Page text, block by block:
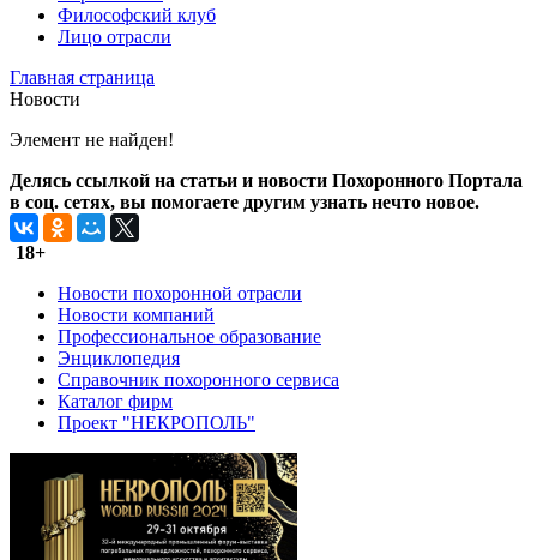
Философский клуб
Лицо отрасли
Главная страница
Новости
Элемент не найден!
Делясь ссылкой на статьи и новости Похоронного Портала
в соц. сетях, вы помогаете другим узнать нечто новое.
18+
Новости похоронной отрасли
Новости компаний
Профессиональное образование
Энциклопедия
Справочник похоронного сервиса
Каталог фирм
Проект "НЕКРОПОЛЬ"